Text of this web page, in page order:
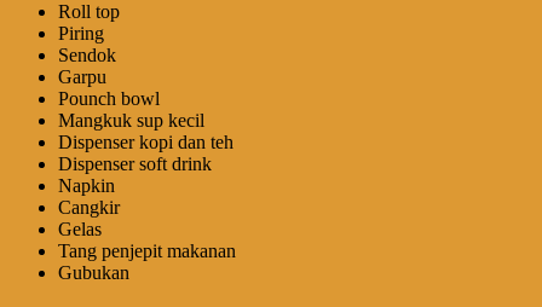
Roll top
Piring
Sendok
Garpu
Pounch bowl
Mangkuk sup kecil
Dispenser kopi dan teh
Dispenser soft drink
Napkin
Cangkir
Gelas
Tang penjepit makanan
Gubukan